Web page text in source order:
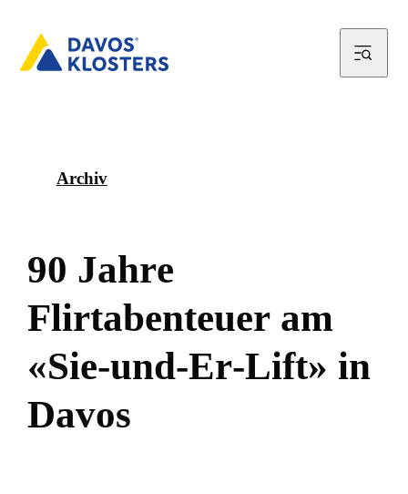
Archiv
90 Jahre
Flirtabenteuer am
«Sie-und-Er-Lift» in
Davos